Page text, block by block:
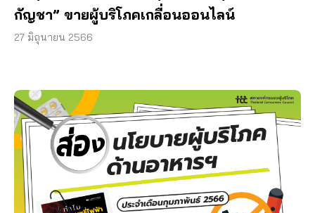
กัญชา” ขายผู้บริโภคเกลื่อนออนไลน์
27 มิถุนายน 2566